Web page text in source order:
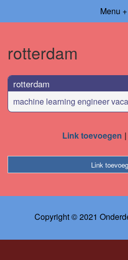
Menu +
rotterdam
rotterdam
machine learning engineer
Link toevoegen
Link
Copyright © 2021